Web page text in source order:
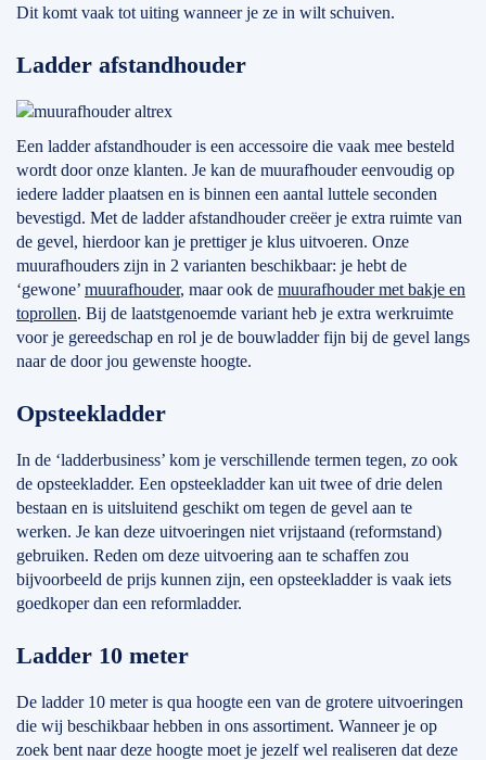
Dit komt vaak tot uiting wanneer je ze in wilt schuiven.
Ladder afstandhouder
Een ladder afstandhouder is een accessoire die vaak mee besteld
wordt door onze klanten. Je kan de muurafhouder eenvoudig op
iedere ladder plaatsen en is binnen een aantal luttele seconden
bevestigd. Met de ladder afstandhouder creëer je extra ruimte van
de gevel, hierdoor kan je prettiger je klus uitvoeren. Onze
muurafhouders zijn in 2 varianten beschikbaar: je hebt de
‘gewone’ muurafhouder, maar ook de muurafhouder met bakje en
toprollen. Bij de laatstgenoemde variant heb je extra werkruimte
voor je gereedschap en rol je de bouwladder fijn bij de gevel langs
naar de door jou gewenste hoogte.
Opsteekladder
In de ‘ladderbusiness’ kom je verschillende termen tegen, zo ook
de opsteekladder. Een opsteekladder kan uit twee of drie delen
bestaan en is uitsluitend geschikt om tegen de gevel aan te
werken. Je kan deze uitvoeringen niet vrijstaand (reformstand)
gebruiken. Reden om deze uitvoering aan te schaffen zou
bijvoorbeeld de prijs kunnen zijn, een opsteekladder is vaak iets
goedkoper dan een reformladder.
Ladder 10 meter
De ladder 10 meter is qua hoogte een van de grotere uitvoeringen
die wij beschikbaar hebben in ons assortiment. Wanneer je op
zoek bent naar deze hoogte moet je jezelf wel realiseren dat deze